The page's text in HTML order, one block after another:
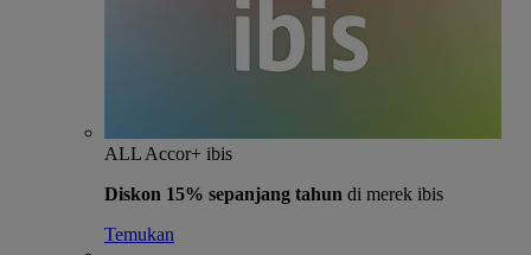
ALL Accor+ ibis
Diskon 15% sepanjang tahun di merek ibis
Temukan